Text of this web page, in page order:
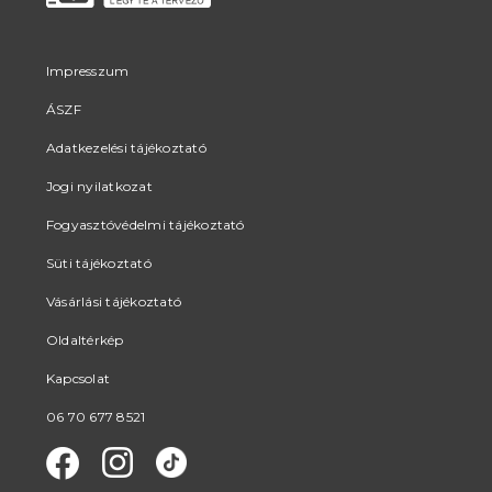
Impresszum
ÁSZF
Adatkezelési tájékoztató
Jogi nyilatkozat
Fogyasztóvédelmi tájékoztató
Süti tájékoztató
Vásárlási tájékoztató
Oldaltérkép
Kapcsolat
06 70 677 8521